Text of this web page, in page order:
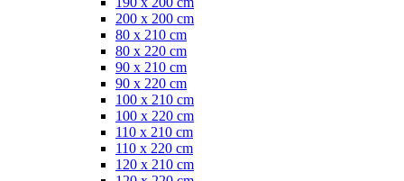
200 x 200 cm
80 x 210 cm
80 x 220 cm
90 x 210 cm
90 x 220 cm
100 x 210 cm
100 x 220 cm
110 x 210 cm
110 x 220 cm
120 x 210 cm